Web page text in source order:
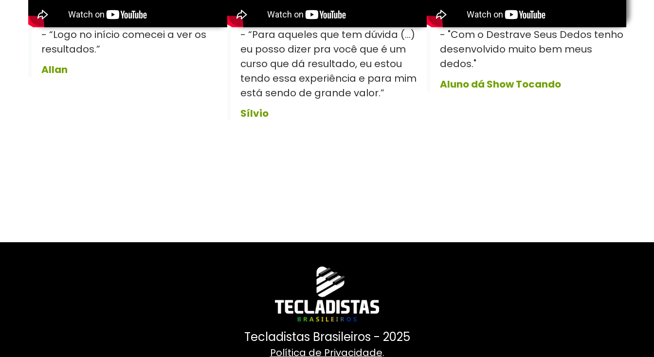
- “Logo no início comecei a ver os
resultados.”
Allan
- “Para aqueles que tem dúvida (...)
eu posso dizer pra você que é um
curso que dá resultado, eu estou
tendo essa experiência e para mim
está sendo de grande valor.”
Sílvio
- "Com o Destrave Seus Dedos tenho
desenvolvido muito bem meus
dedos."
Aluno dá Show Tocando
Tecladistas Brasileiros - 2025
Política de Privacidade.